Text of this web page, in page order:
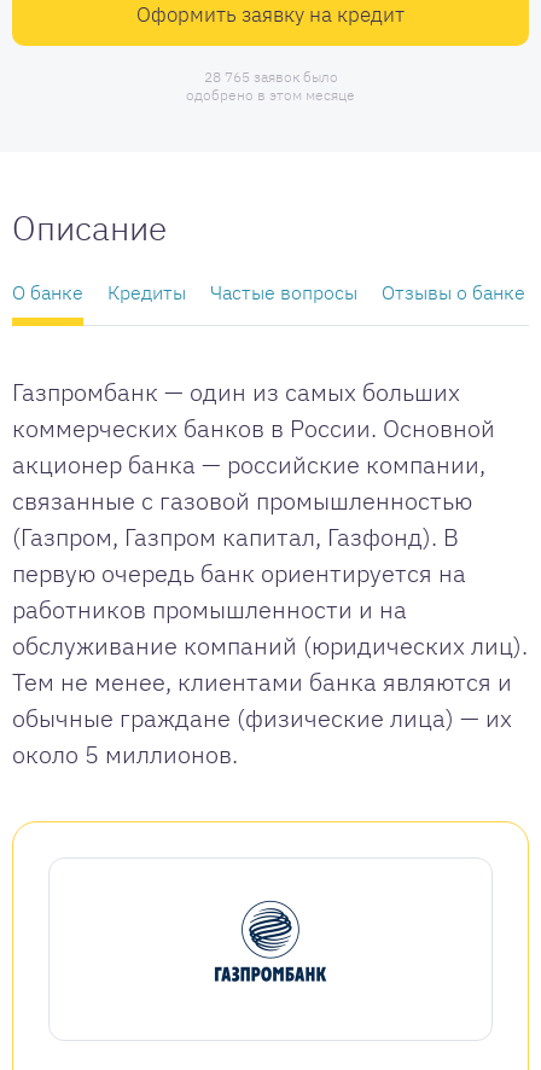
Оформить заявку на кредит
28 765 заявок было
одобрено в этом месяце
Описание
О банке Кредиты Частые вопросы Отзывы о банке
Газпромбанк — один из самых больших
коммерческих банков в России. Основной
акционер банка — российские компании,
связанные с газовой промышленностью
(Газпром, Газпром капитал, Газфонд). В
первую очередь банк ориентируется на
работников промышленности и на
обслуживание компаний (юридических лиц).
Тем не менее, клиентами банка являются и
обычные граждане (физические лица) — их
около 5 миллионов.